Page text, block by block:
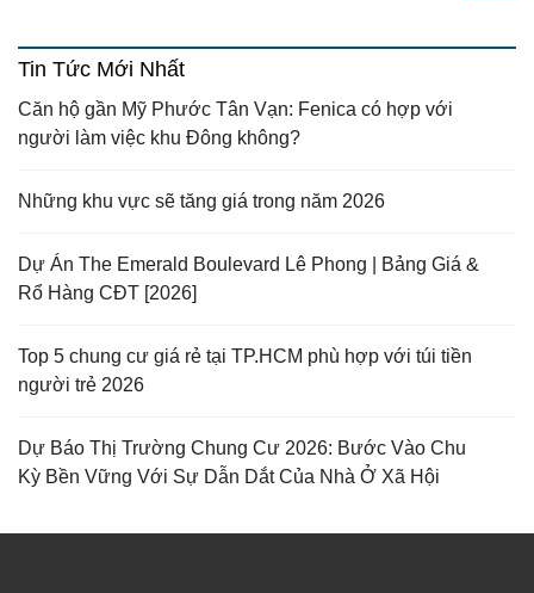
Tin Tức Mới Nhất
Căn hộ gần Mỹ Phước Tân Vạn: Fenica có hợp với
người làm việc khu Đông không?
Những khu vực sẽ tăng giá trong năm 2026
Dự Án The Emerald Boulevard Lê Phong | Bảng Giá &
Rổ Hàng CĐT [2026]
Top 5 chung cư giá rẻ tại TP.HCM phù hợp với túi tiền
người trẻ 2026
Dự Báo Thị Trường Chung Cư 2026: Bước Vào Chu
Kỳ Bền Vững Với Sự Dẫn Dắt Của Nhà Ở Xã Hội